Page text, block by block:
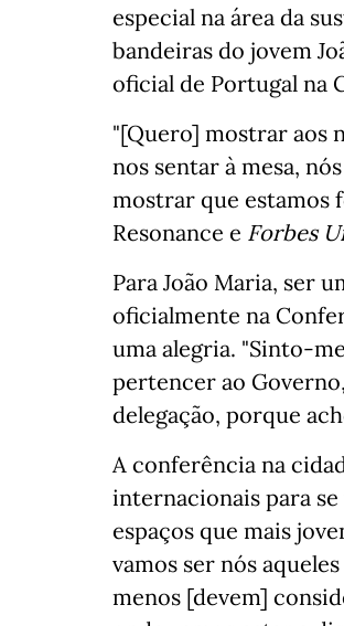
especial na área da
bandeiras do jovem
oficial de Portugal na
"[Quero] mostrar aos
nos sentar à mesa,
mostrar que estamos
Resonance e Forbes
Para João Maria, ser
oficialmente na
uma alegria. "Sinto-
pertencer ao
delegação, porque
A conferência na
internacionais para
espaços que mais
vamos ser nós
menos [devem]